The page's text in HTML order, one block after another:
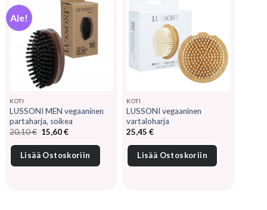
Ale!
KOTI
LUSSONI MEN vegaaninen
partaharja, soikea
20,10€ Alkuperäinen
hinta
oli:
20,10 €.
15,60€Nykyinen
on:
15,60 €.
Lisää Ostoskoriin
KOTI
LUSSONI vegaaninen
vartaloharja
25,45€
Lisää Ostoskoriin